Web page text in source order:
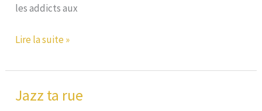
les addicts aux
Le
du
père
Corneille
Lire la suite »
Jazz ta rue